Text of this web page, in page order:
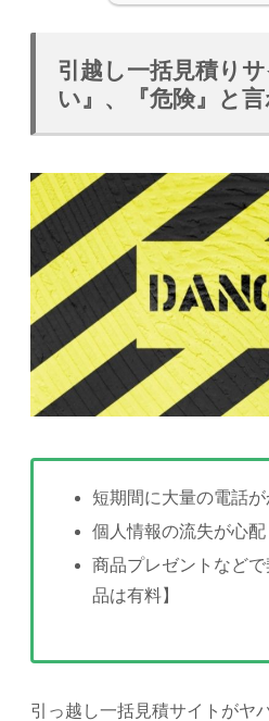
引越し一括見積り
い』、『危険』と
短期間に大量の電話
個人情報の流失が心配
商品プレゼントなど
品は有料】
引っ越し一括見積サイトがヤ